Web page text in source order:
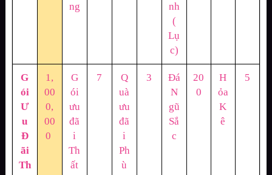
ng
nh
(
Lụ
c)
G
ói
Ư
u
Đ
ãi
Th
1,
00
0,
00
0
G
ói
ưu
đã
i
Th
ất
7
Q
uà
ưu
đã
i
Ph
ù
3
Đá
N
gũ
Sắ
c
20
0
H
ỏa
K
ê
5